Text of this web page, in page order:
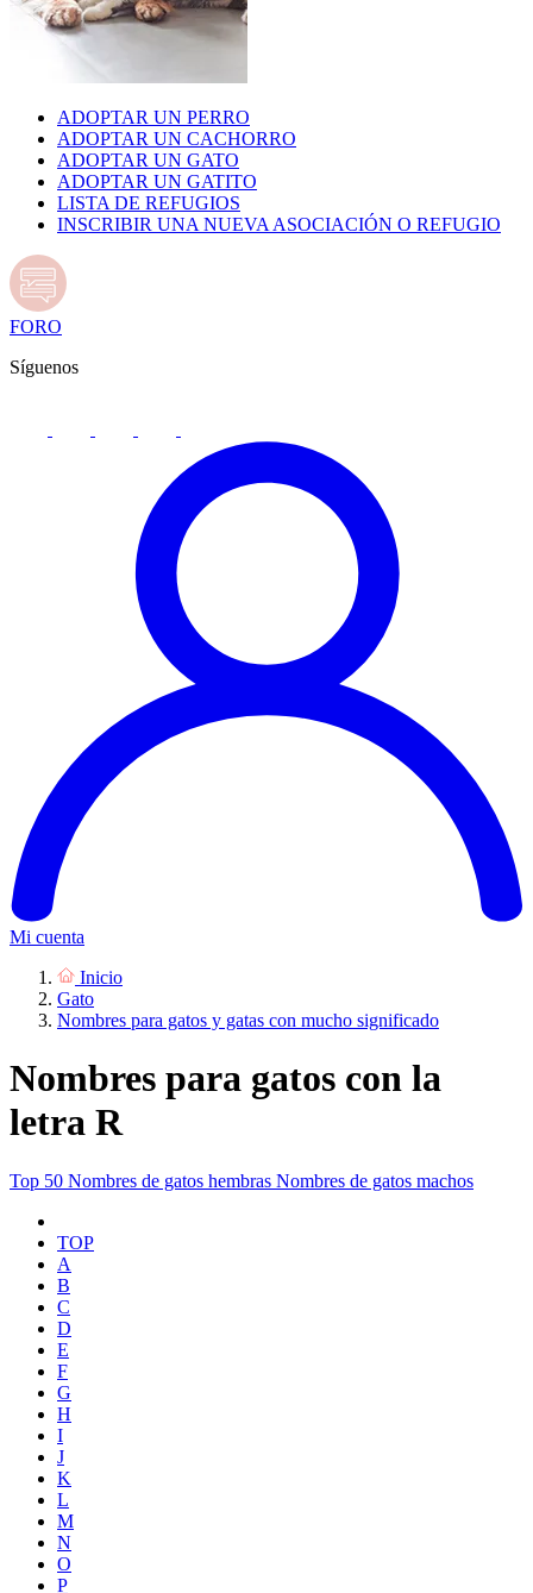
ADOPTAR UN PERRO
ADOPTAR UN CACHORRO
ADOPTAR UN GATO
ADOPTAR UN GATITO
LISTA DE REFUGIOS
INSCRIBIR UNA NUEVA ASOCIACIÓN O REFUGIO
FORO
Síguenos
Mi cuenta
Inicio
Gato
Nombres para gatos y gatas con mucho significado
Nombres para gatos con la
letra R
Top 50 Nombres de gatos hembras Nombres de gatos machos
TOP
A
B
C
D
E
F
G
H
I
J
K
L
M
N
O
P